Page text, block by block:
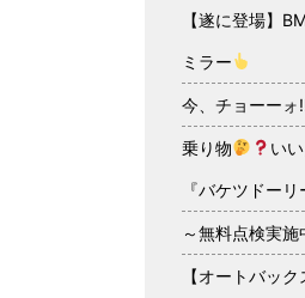
【遂に登場】
ミラー
今、チョーーォ
乗り物 い
『バケツドーリ
～無料点検実施
【オートバッ